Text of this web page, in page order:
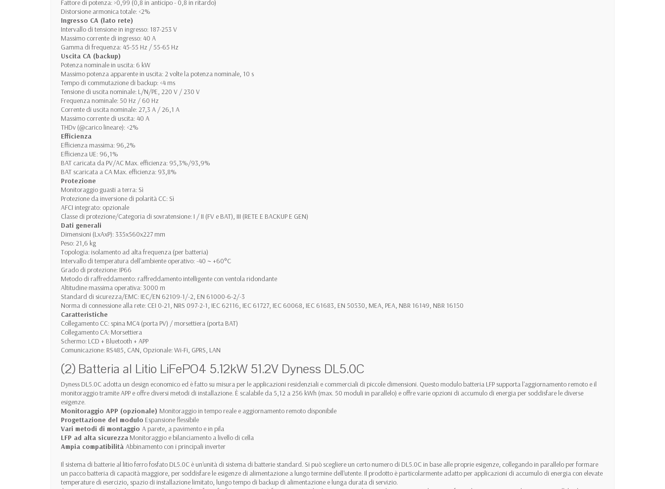
Fattore di potenza: >0,99 (0,8 in anticipo - 0,8 in ritardo)
Distorsione armonica totale: <2%
Ingresso CA (lato rete)
Intervallo di tensione in ingresso: 187-253 V
Massimo corrente di ingresso: 40 A
Gamma di frequenza: 45-55 Hz / 55-65 Hz
Uscita CA (backup)
Potenza nominale in uscita: 6 kW
Massimo potenza apparente in uscita: 2 volte la potenza nominale, 10 s
Tempo di commutazione di backup: <4 ms
Tensione di uscita nominale: L/N/PE, 220 V / 230 V
Frequenza nominale: 50 Hz / 60 Hz
Corrente di uscita nominale: 27,3 A / 26,1 A
Massimo corrente di uscita: 40 A
THDv (@carico lineare): <2%
Efficienza
Efficienza massima: 96,2%
Efficienza UE: 96,1%
BAT caricata da PV/AC Max. efficienza: 95,3%/93,9%
BAT scaricata a CA Max. efficienza: 93,8%
Protezione
Monitoraggio guasti a terra: Sì
Protezione da inversione di polarità CC: Sì
AFCI integrato: opzionale
Classe di protezione/Categoria di sovratensione: I / II (FV e BAT), III (RETE E BACKUP E GEN)
Dati generali
Dimensioni (LxAxP): 335x560x227 mm
Peso: 21,6 kg
Topologia: isolamento ad alta frequenza (per batteria)
Intervallo di temperatura dell'ambiente operativo: -40 ~ +60°C
Grado di protezione: IP66
Metodo di raffreddamento: raffreddamento intelligente con ventola ridondante
Altitudine massima operativa: 3000 m
Standard di sicurezza/EMC: IEC/EN 62109-1/-2, EN 61000-6-2/-3
Norma di connessione alla rete: CEI 0-21, NRS 097-2-1, IEC 62116, IEC 61727, IEC 60068, IEC 61683, EN 50530, MEA, PEA, NBR 16149, NBR 16150
Caratteristiche
Collegamento CC: spina MC4 (porta PV) / morsettiera (porta BAT)
Collegamento CA: Morsettiera
Schermo: LCD + Bluetooth + APP
Comunicazione: RS485, CAN, Opzionale: Wi-Fi, GPRS, LAN
(2) Batteria al Litio LiFePO4 5.12kW 51.2V Dyness DL5.0C
Dyness DL5.0C adotta un design economico ed è fatto su misura per le applicazioni residenziali e commerciali di piccole dimensioni. Questo modulo batteria LFP supporta l'aggiornamento remoto e il
monitoraggio tramite APP e offre diversi metodi di installazione. È scalabile da 5,12 a 256 kWh (max. 50 moduli in parallelo) e offre varie opzioni di accumulo di energia per soddisfare le diverse
esigenze.
Monitoraggio APP (opzionale) Monitoraggio in tempo reale e aggiornamento remoto disponibile
Progettazione del modulo Espansione flessibile
Vari metodi di montaggio A parete, a pavimento e in pila
LFP ad alta sicurezza Monitoraggio e bilanciamento a livello di cella
Ampia compatibilità Abbinamento con i principali inverter
Il sistema di batterie al litio ferro fosfato DL5.0C è un'unità di sistema di batterie standard. Si può scegliere un certo numero di DL5.0C in base alle proprie esigenze, collegando in parallelo per formare
un pacco batteria di capacità maggiore, per soddisfare le esigenze di alimentazione a lungo termine dell'utente. Il prodotto è particolarmente adatto per applicazioni di accumulo di energia con elevate
temperature di esercizio, spazio di installazione limitato, lungo tempo di backup di alimentazione e lunga durata di servizio.